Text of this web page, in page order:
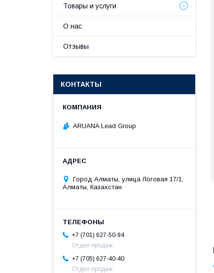
Товары и услуги
О нас
Отзывы
КОНТАКТЫ
ARUANA Lead Group
Город Алматы, улица Логовая 17/1,
Алматы, Казахстан
+7 (701) 627-50-94
Отдел продаж
+7 (705) 627-40-40
Отдел продаж